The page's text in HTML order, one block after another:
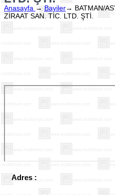
Anasayfa → Bayiler→ BATMAN/
ZİRAAT SAN. TİC. LTD. ŞTİ.
Adres :